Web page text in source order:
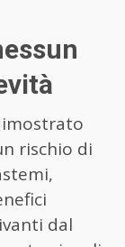
rischio di
dal